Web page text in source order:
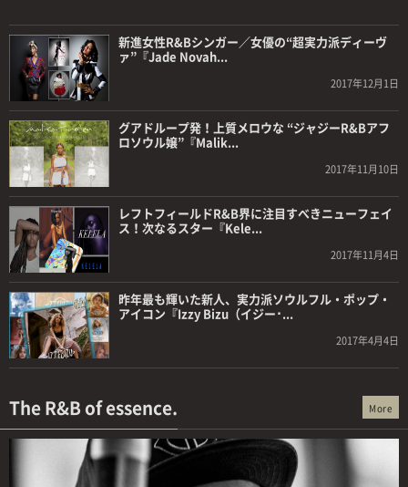
新進女性R&Bシンガー／女優の“超実力派ディーヴ
ァ”『Jade Novah...
2017年12月1日
グアドループ発！上質メロウな “ジャジーR&Bアフ
ロソウル嬢”『Malik...
2017年11月10日
レフトフィールドR&B界に注目すべきニューフェイ
ス！次なるスター『Kele...
2017年11月4日
昨年最も輝いた新人、実力派ソウルフル・ポップ・
アイコン『Izzy Bizu（イジー･...
2017年4月4日
The R&B of essence. More